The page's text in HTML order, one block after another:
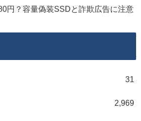
円？容量偽装SSDと詐欺広告に注意
31
2,969